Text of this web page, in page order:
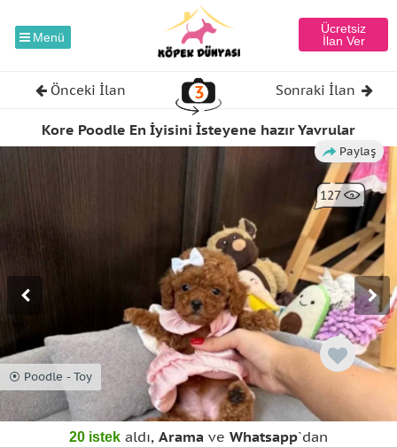
Menü
Ücretsiz
İlan Ver
Önceki İlan 3 Sonraki İlan
Kore Poodle En İyisini İsteyene hazır Yavrular
Paylaş
127
⦿ Poodle - Toy
20 istek aldı, Arama ve Whatsapp`dan